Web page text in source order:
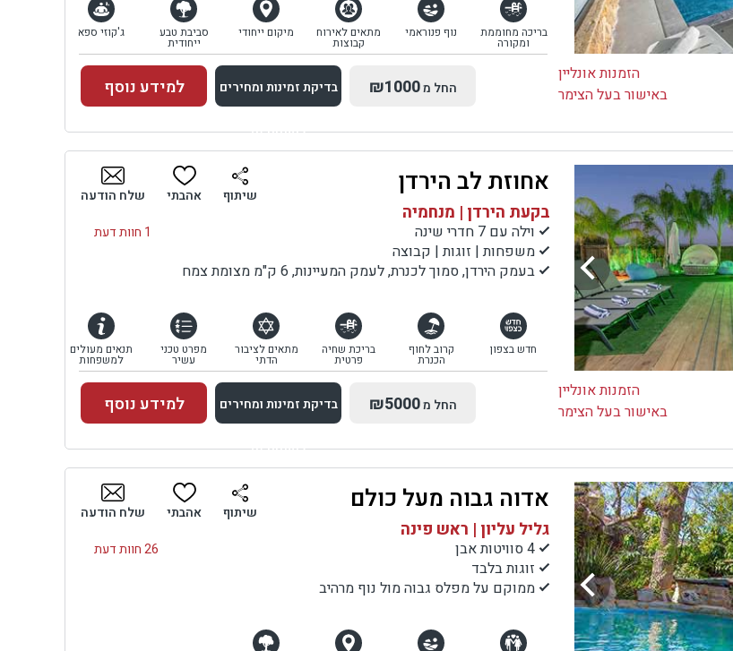
בריכה מחוממת
ומקורה
נוף פנוראמי מתאים לאירוח
קבוצות
מיקום ייחודי סביבת טבע
ייחודית
ג'קוזי ספא
הזמנות אונליין
באישור בעל הצימר
החל מ₪1000 בדיקת זמינות ומחירים
למתחם זה
בדיקת זמינות ומחירים
למידע נוסף
אחוזת לב הירדן
בקעת הירדן | מנחמיה
1 חוות דעת
וילה עם 7 חדרי שינה
משפחות | זוגות | קבוצה
בעמק הירדן, סמוך לכנרת, לעמק המעיינות, 6 ק"מ מצומת צמח
שיתוף אהבתי שלח הודעה
חדש בצפון קרוב לחוף
הכנרת
בריכת שחיה
פרטית
מתאים לציבור
הדתי
מפרט טכני
עשיר
תנאים מעולים
למשפחות
הזמנות אונליין
באישור בעל הצימר
החל מ₪5000 בדיקת זמינות ומחירים
למתחם זה
בדיקת זמינות ומחירים
למידע נוסף
אדוה גבוה מעל כולם
גליל עליון | ראש פינה
26 חוות דעת
4 סוויטות אבן
זוגות בלבד
ממוקם על מפלס גבוה מול נוף מרהיב
שיתוף אהבתי שלח הודעה